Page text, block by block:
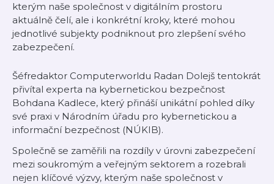
kterým naše společnost v digitálním prostoru
aktuálně čelí, ale i konkrétní kroky, které mohou
jednotlivé subjekty podniknout pro zlepšení svého
zabezpečení.
Šéfredaktor Computerworldu Radan Dolejš tentokrát
přivítal experta na kybernetickou bezpečnost
Bohdana Kadlece, který přináší unikátní pohled díky
své praxi v Národním úřadu pro kybernetickou a
informační bezpečnost (NÚKIB).
Společně se zaměřili na rozdíly v úrovni zabezpečení
mezi soukromým a veřejným sektorem a rozebrali
nejen klíčové výzvy, kterým naše společnost v